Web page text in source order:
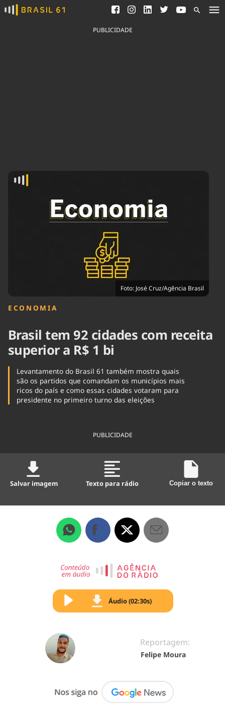
Ver todas as notícias
Saneamento
Indicadores
Agronegócios
Economia
Educação
Infraestrutura
Internacional
Podcast
Política
Saúde
PUBLICIDADE
Foto: José Cruz/Agência Brasil
ECONOMIA
Brasil tem 92 cidades com receita
superior a R$ 1 bi
Levantamento do Brasil 61 também mostra quais
são os partidos que comandam os municípios mais
ricos do país e como essas cidades votaram para
presidente no primeiro turno das eleições
PUBLICIDADE
Salvar imagem Texto para rádio Copiar o texto
Áudio (02:30s)
Reportagem:
Felipe Moura